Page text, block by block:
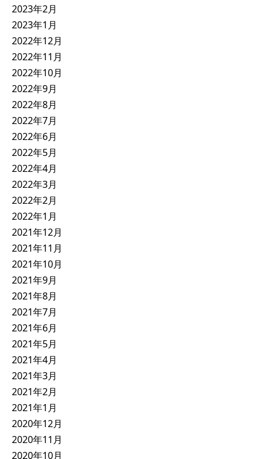
2023年2月
2023年1月
2022年12月
2022年11月
2022年10月
2022年9月
2022年8月
2022年7月
2022年6月
2022年5月
2022年4月
2022年3月
2022年2月
2022年1月
2021年12月
2021年11月
2021年10月
2021年9月
2021年8月
2021年7月
2021年6月
2021年5月
2021年4月
2021年3月
2021年2月
2021年1月
2020年12月
2020年11月
2020年10月